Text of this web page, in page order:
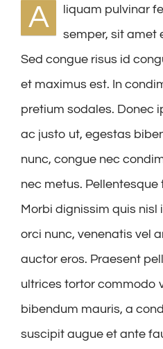
A
liquam pulvinar
semper, sit amet
Sed congue risus id
et maximus est. In
pretium sodales. Donec
ac justo ut, egestas
nunc, congue nec
nec metus.
Morbi dignissim quis nisl
orci nunc, venenatis vel
auctor eros. Praesent
ultrices tortor commodo
bibendum mauris, a
suscipit augue et ante